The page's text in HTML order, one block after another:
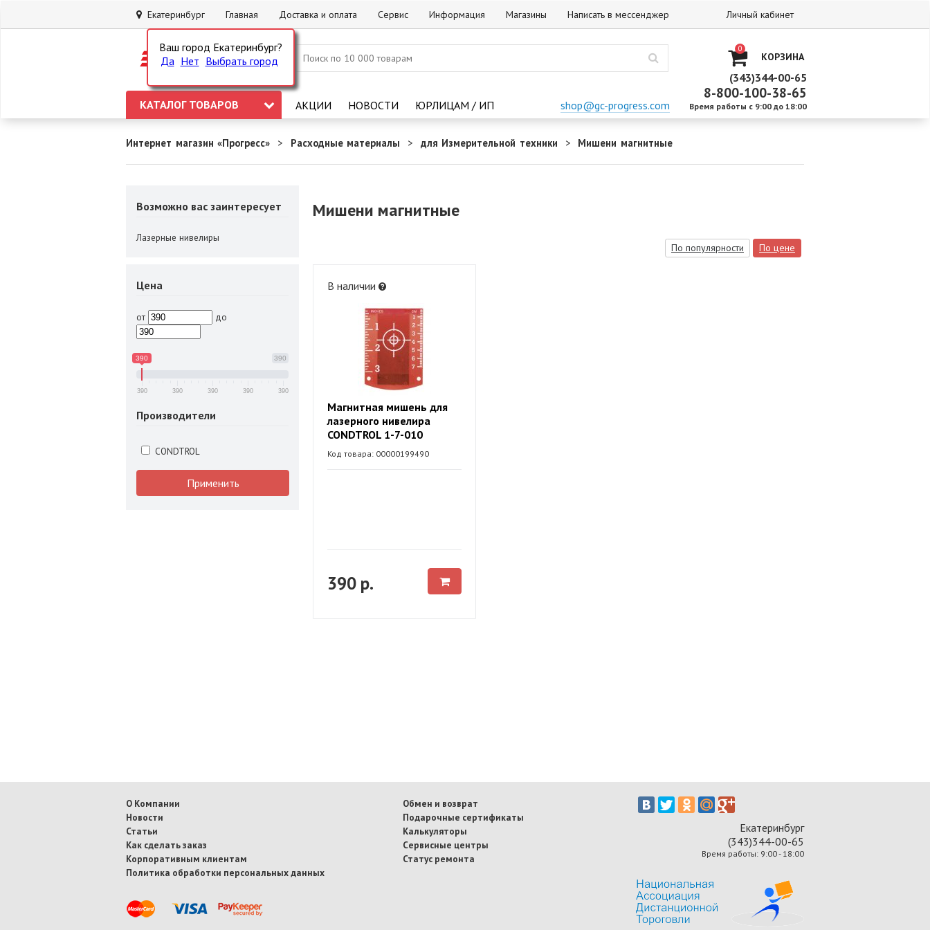
Екатеринбург Главная Доставка и оплата Сервис Информация Магазины Написать в мессенджер Личный кабинет
Ваш город Екатеринбург?
Да Нет Выбрать город
0
КОРЗИНА
КАТАЛОГ ТОВАРОВ АКЦИИ НОВОСТИ ЮРЛИЦАМ / ИП shop@gc-progress.com
(343)344-00-65
8-800-100-38-65
Время работы с 9:00 до 18:00
Интернет магазин «Прогресс» Расходные материалы для Измерительной техники Мишени магнитные
Возможно вас заинтересует
Лазерные нивелиры
Цена
от до
390
390
390 390 390 390 390
Производители
CONDTROL
Применить
Мишени магнитные
По популярности По цене
В наличии
Магнитная мишень для
лазерного нивелира
CONDTROL 1-7-010
Код товара: 00000199490
390 р.
О Компании
Новости
Статьи
Как сделать заказ
Корпоративным клиентам
Политика обработки персональных данных
Обмен и возврат
Подарочные сертификаты
Калькуляторы
Сервисные центры
Статус ремонта
Екатеринбург
(343)344-00-65
Время работы: 9:00 - 18:00